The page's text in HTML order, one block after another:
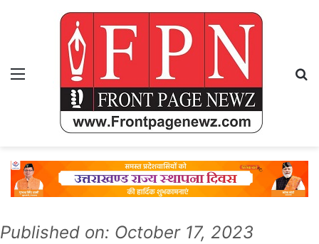
Menu
Published on: October 17, 2023